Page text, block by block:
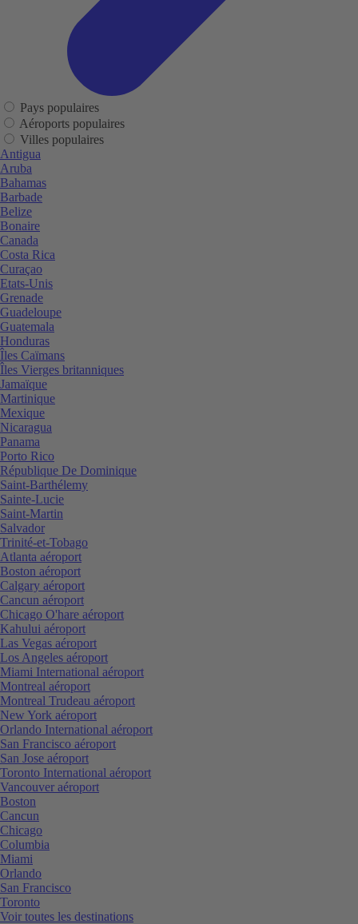
Pays populaires
Aéroports populaires
Villes populaires
Antigua
Aruba
Bahamas
Barbade
Belize
Bonaire
Canada
Costa Rica
Curaçao
Etats-Unis
Grenade
Guadeloupe
Guatemala
Honduras
Îles Caïmans
Îles Vierges britanniques
Jamaïque
Martinique
Mexique
Nicaragua
Panama
Porto Rico
République De Dominique
Saint-Barthélemy
Sainte-Lucie
Saint-Martin
Salvador
Trinité-et-Tobago
Atlanta aéroport
Boston aéroport
Calgary aéroport
Cancun aéroport
Chicago O'hare aéroport
Kahului aéroport
Las Vegas aéroport
Los Angeles aéroport
Miami International aéroport
Montreal aéroport
Montreal Trudeau aéroport
New York aéroport
Orlando International aéroport
San Francisco aéroport
San Jose aéroport
Toronto International aéroport
Vancouver aéroport
Boston
Cancun
Chicago
Columbia
Miami
Orlando
San Francisco
Toronto
Voir toutes les destinations